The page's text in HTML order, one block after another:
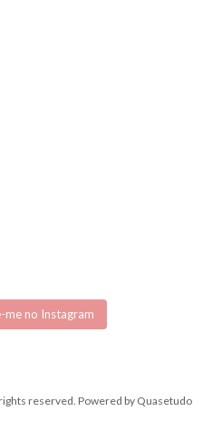
me no Instagram
reserved. Powered by Quasetudo